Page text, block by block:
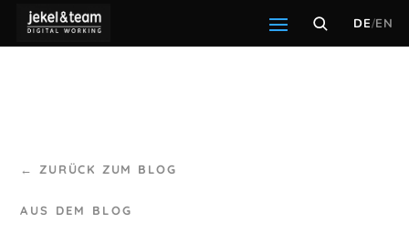
DE/EN
← ZURÜCK ZUM BLOG